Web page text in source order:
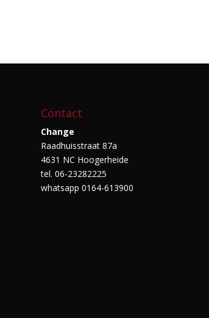
Contact
Change
Raadhuisstraat 87a
4631 NC Hoogerheide
tel. 06-23282225
whatsapp 0164-613900